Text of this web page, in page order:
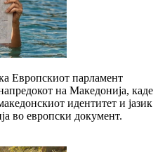
Европскиот парламент
на Македонија, каде
идентитет и јазик
во европски документ.